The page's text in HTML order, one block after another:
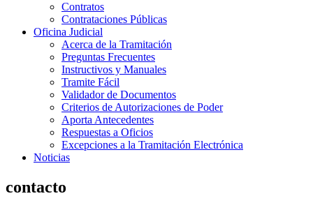
Contratos
Contrataciones Públicas
Oficina Judicial
Acerca de la Tramitación
Preguntas Frecuentes
Instructivos y Manuales
Tramite Fácil
Validador de Documentos
Criterios de Autorizaciones de Poder
Aporta Antecedentes
Respuestas a Oficios
Excepciones a la Tramitación Electrónica
Noticias
contacto